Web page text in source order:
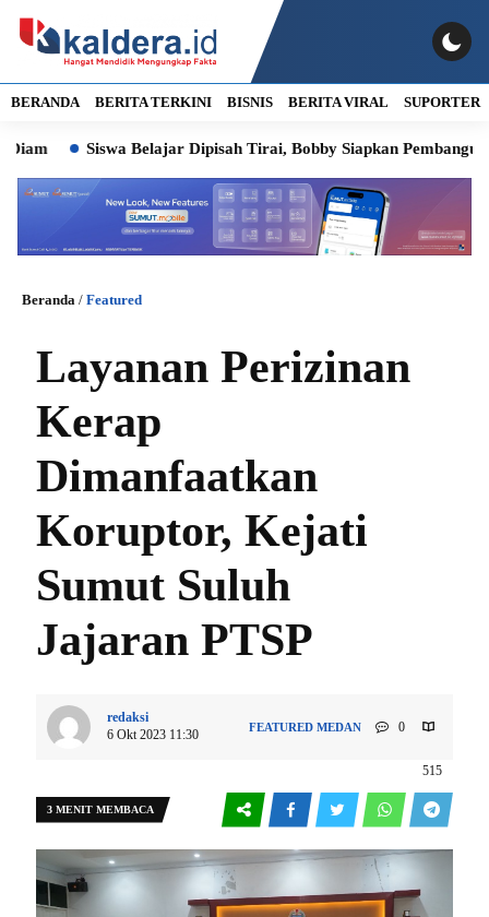
BERANDA BERITA TERKINI BISNIS BERITA VIRAL SUPORTER
Siswa Belajar Dipisah Tirai, Bobby Siapkan Pembangunan SD
Beranda / Featured
Layanan Perizinan
Kerap
Dimanfaatkan
Koruptor, Kejati
Sumut Suluh
Jajaran PTSP
redaksi
6 Okt 2023 11:30
FEATURED MEDAN 0
515
3 MENIT MEMBACA